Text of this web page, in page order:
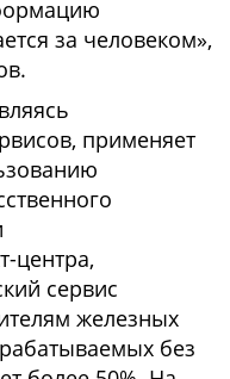
за человеком»,
применяет
центра,
сервис
железных
без